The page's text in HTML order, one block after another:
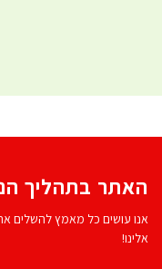
האתר בתהליך
אנו עושים כל מאמץ להשלים
אלינו!